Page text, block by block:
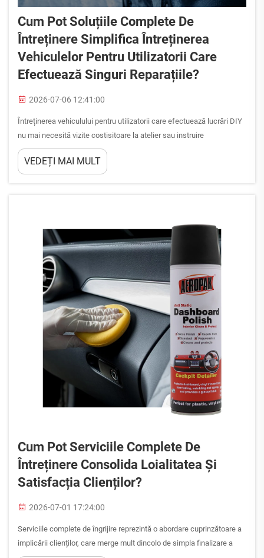
Cum Pot Soluțiile Complete De
Întreținere Simplifica Întreținerea
Vehiculelor Pentru Utilizatorii Care
Efectuează Singuri Reparațiile?
2026-07-06 12:41:00
Întreținerea vehiculului pentru utilizatorii care efectuează lucrări DIY
nu mai necesită vizite costisitoare la atelier sau instruire
specializată, atunci când aveți la îndemână soluții complete de
îngrijire. Mulți mecanici casnici se confruntă cu complexitatea
VEDEȚI MAI MULT
Cum Pot Serviciile Complete De
Întreținere Consolida Loialitatea Și
Satisfacția Clienților?
2026-07-01 17:24:00
Serviciile complete de îngrijire reprezintă o abordare cuprinzătoare a
implicării clienților, care merge mult dincolo de simpla finalizare a